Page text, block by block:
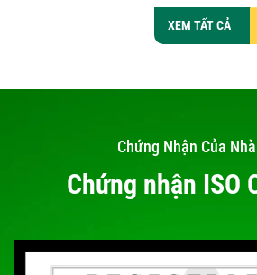
XEM TẤT CẢ
Chứng Nhận Của
Chứng nhận ISO